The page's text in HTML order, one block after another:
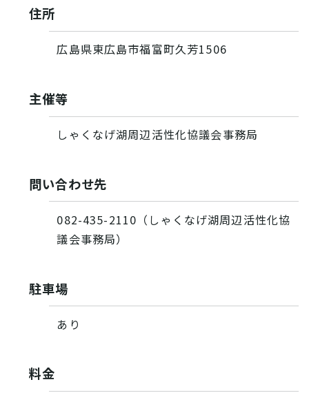
住所
広島県東広島市福富町久芳1506
主催等
しゃくなげ湖周辺活性化協議会事務局
問い合わせ先
082-435-2110（しゃくなげ湖周辺活性化協
議会事務局）
駐車場
あり
料金
プライバシーポリシー
アクセシビリティ